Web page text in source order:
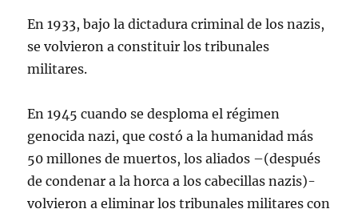
En 1933, bajo la dictadura criminal de los nazis,
se volvieron a constituir los tribunales
militares.
En 1945 cuando se desploma el régimen
genocida nazi, que costó a la humanidad más
50 millones de muertos, los aliados –(después
de condenar a la horca a los cabecillas nazis)-
volvieron a eliminar los tribunales militares con